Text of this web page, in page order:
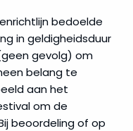
bedoelde
in geldigheidsduur
gevolg) om
belang te
aan het
om de
beoordeling of op